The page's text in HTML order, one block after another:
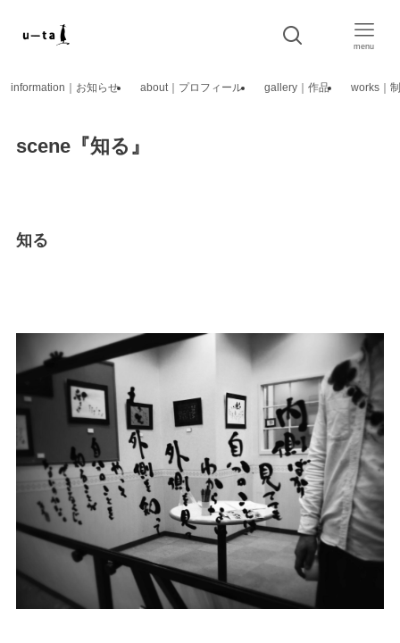
menu
information｜お知らせ about｜プロフィール gallery｜作品 works｜
scene『知る』
知る